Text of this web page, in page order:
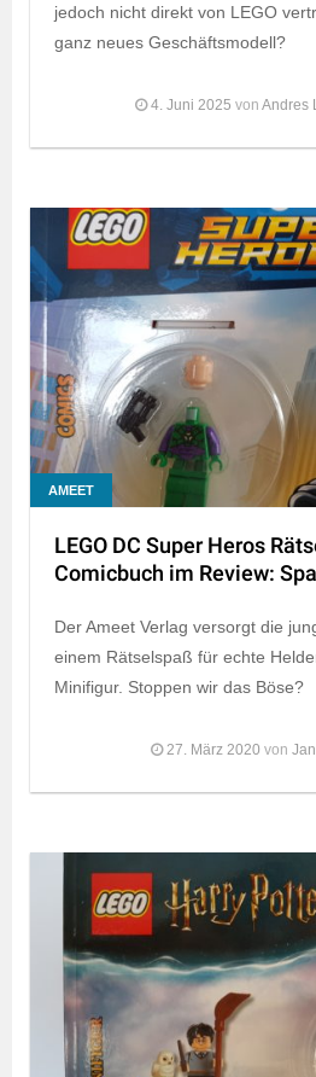
jedoch nicht direkt von LEGO
ganz neues Geschäftsmodell?
4. Juni 2025 von Andres
AMEET
LEGO DC Super Heros
Comicbuch im Review:
Der Ameet Verlag versorgt die
einem Rätselspaß für echte
Minifigur. Stoppen wir das Böse?
27. März 2020 von